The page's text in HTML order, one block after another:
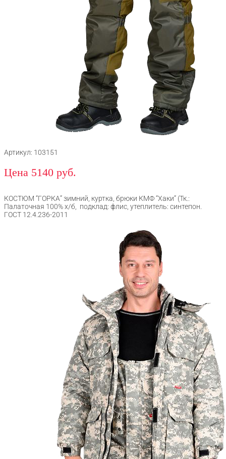
Артикул: 103151
Цена 5140 руб.
КОСТЮМ “ГОРКА” зимний, куртка, брюки КМФ “Хаки” (Тк.:
Палаточная 100% х/б, подклад: флис, утеплитель: синтепон.
ГОСТ 12.4.236-2011